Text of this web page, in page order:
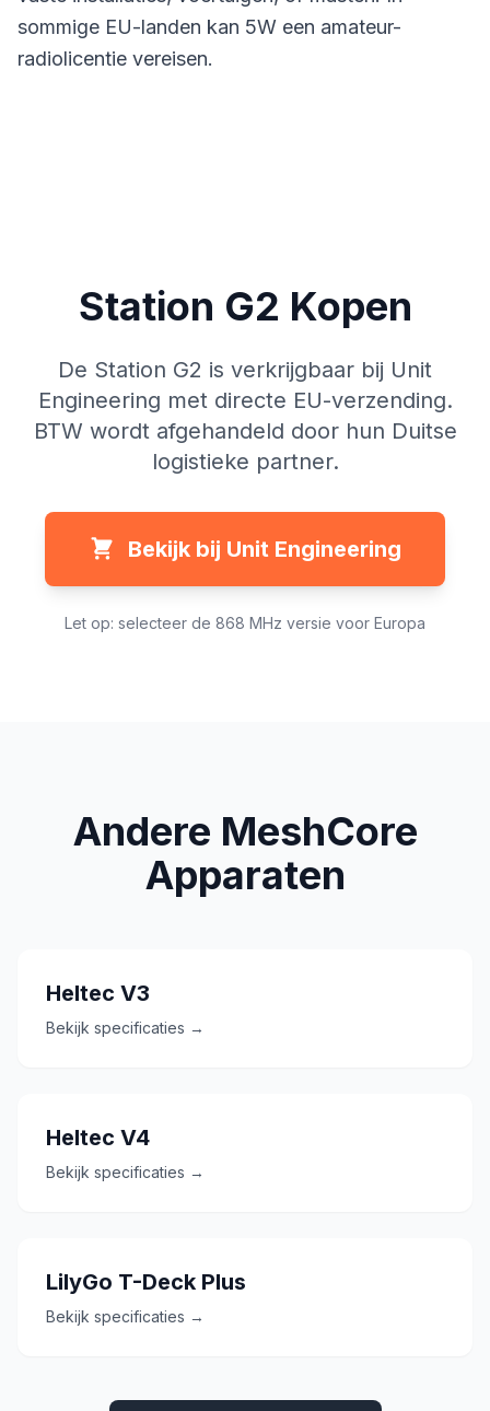
sommige EU-landen kan 5W een amateur-
radiolicentie vereisen.
Station G2 Kopen
De Station G2 is verkrijgbaar bij Unit
Engineering met directe EU-verzending.
BTW wordt afgehandeld door hun Duitse
logistieke partner.
Bekijk bij Unit Engineering
Let op: selecteer de 868 MHz versie voor Europa
Andere MeshCore
Apparaten
Heltec V3
Bekijk specificaties →
Heltec V4
Bekijk specificaties →
LilyGo T-Deck Plus
Bekijk specificaties →